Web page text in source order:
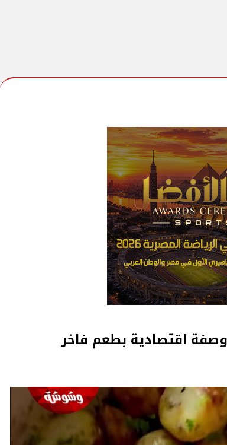
اقتصادية بطعم فاخر